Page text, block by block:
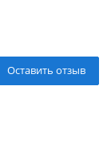
Оставить отзыв